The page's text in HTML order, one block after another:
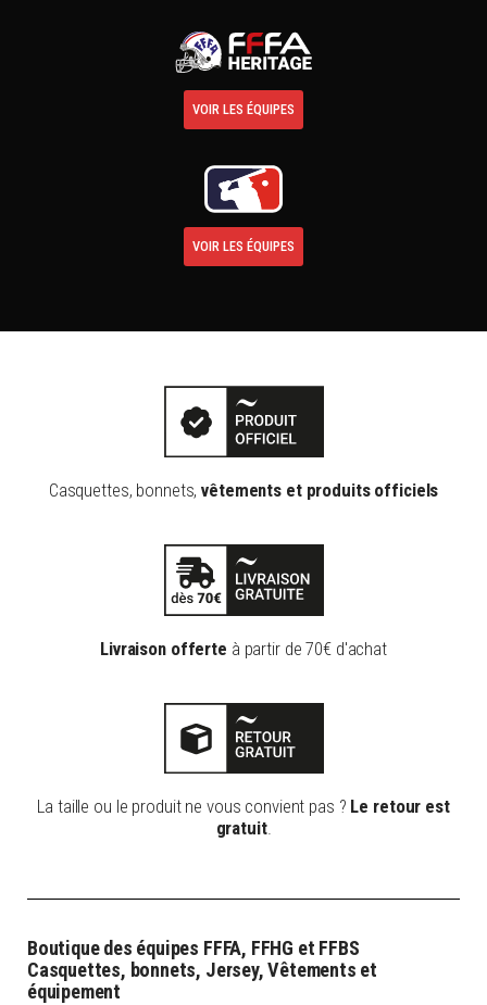
VOIR LES ÉQUIPES
VOIR LES ÉQUIPES
Casquettes, bonnets,vêtements et produits officiels
Livraison offerte à partir de 70€ d'achat
La taille ou le produit ne vous convient pas ? Le retour est
gratuit.
Boutique des équipes FFFA, FFHG et FFBS
Casquettes, bonnets, Jersey, Vêtements et
équipement